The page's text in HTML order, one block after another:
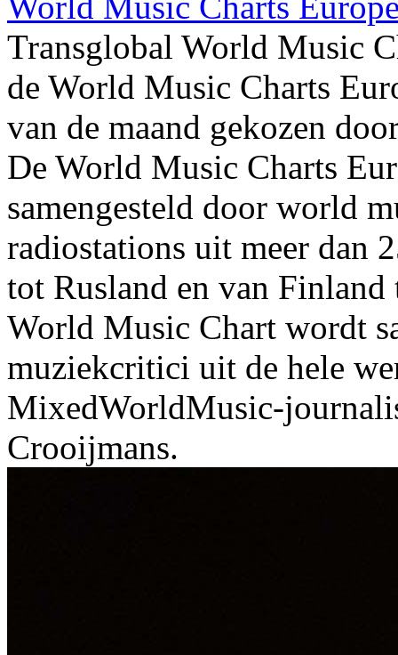
Transglobal World Music
de World Music Charts
van de maand gekozen
De World Music Charts
samengesteld door world
radiostations uit meer dan
tot Rusland en van
World Music Chart wordt
muziekcritici uit de hele
MixedWorldMusic-
Crooijmans.